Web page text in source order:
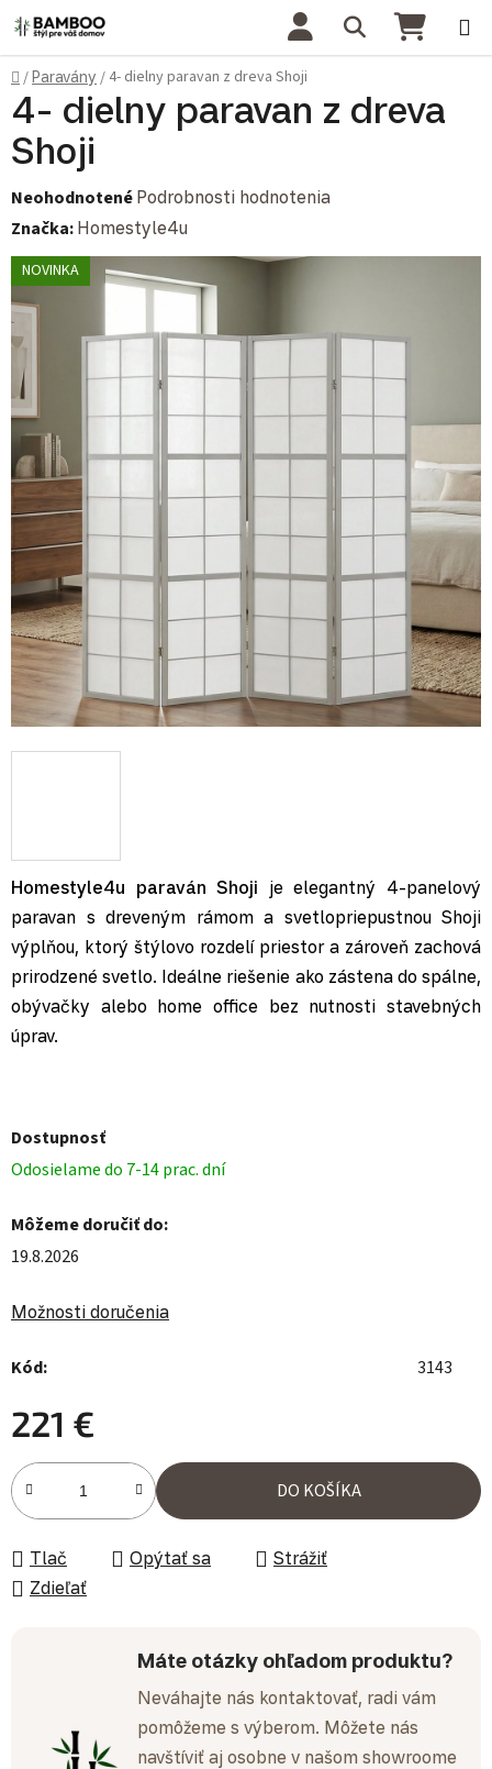
Prejsť na obsah Hľadať
Domov
/Paravány / 4- dielny paravan z dreva Shoji
Homestyle4u paraván Shoji je elegantný 4-panelový
paravan s dreveným rámom a svetlopriepustnou Shoji
výplňou, ktorý štýlovo rozdelí priestor a zároveň zachová
prirodzené svetlo. Ideálne riešenie ako zástena do spálne,
obývačky alebo home office bez nutnosti stavebných
úprav.
Dostupnosť
Odosielame do 7-14 prac. dní
Môžeme doručiť do:
19.8.2026
Možnosti doručenia
Kód: 3143
221 €
Jednotková cena:
DO KOŠÍKA
Tlač Opýtať sa
Strážiť
Zdieľať
Máte otázky ohľadom produktu?
Neváhajte nás kontaktovať, radi vám
pomôžeme s výberom. Môžete nás
navštíviť aj osobne v našom showroome
4- dielny paravan z dreva
Shoji
Priemerné hodnotenie produktu je 0,0 z 5 hviezdičiek.
Neohodnotené Podrobnosti hodnotenia
Značka: Homestyle4u
NOVINKA